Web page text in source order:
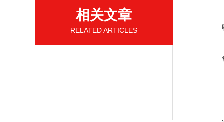
相关文章
RELATED ARTICLES